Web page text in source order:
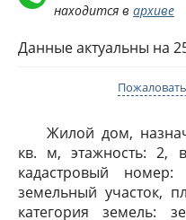
находится в архиве
Данные актуальны на
Жилой дом,
кв. м, этажность: 2,
кадастровый
земельный участок,
категория земель: